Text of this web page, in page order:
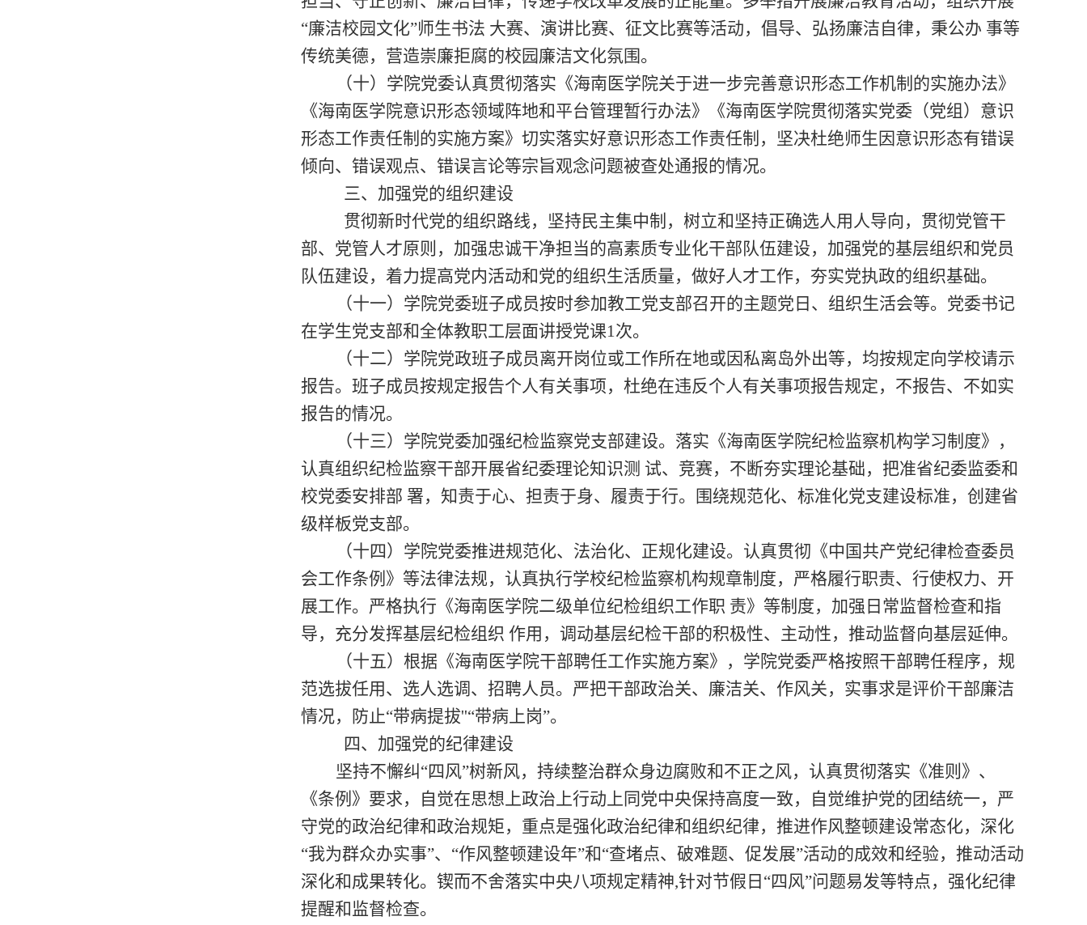
“廉洁校园文化”师生书法 大赛、演讲比赛、征文比赛等活动，倡导、弘扬廉洁自律，秉公办 事等
传统美德，营造崇廉拒腐的校园廉洁文化氛围。
（十）学院党委认真贯彻落实《海南医学院关于进一步完善意识形态工作机制的实施办法》
《海南医学院意识形态领域阵地和平台管理暂行办法》《海南医学院贯彻落实党委（党组）意识
形态工作责任制的实施方案》切实落实好意识形态工作责任制，坚决杜绝师生因意识形态有错误
倾向、错误观点、错误言论等宗旨观念问题被查处通报的情况。
三、加强党的组织建设
贯彻新时代党的组织路线，坚持民主集中制，树立和坚持正确选人用人导向，贯彻党管干
部、党管人才原则，加强忠诚干净担当的高素质专业化干部队伍建设，加强党的基层组织和党员
队伍建设，着力提高党内活动和党的组织生活质量，做好人才工作，夯实党执政的组织基础。
（十一） 学院党委班子成员按时参加教工党支部召开的主题党日、组织生活会等。党委书记
在学生党支部和全体教职工层面讲授党课1次。
（十二）学院党政班子成员离开岗位或工作所在地或因私离岛外出等，均按规定向学校请示
报告。班子成员按规定报告个人有关事项，杜绝在违反个人有关事项报告规定，不报告、不如实
报告的情况。
（十三） 学院党委加强纪检监察党支部建设。落实《海南医学院纪检监察机构学习制度》，
认真组织纪检监察干部开展省纪委理论知识测 试、竞赛，不断夯实理论基础，把准省纪委监委和
校党委安排部 署，知责于心、担责于身、履责于行。围绕规范化、标准化党支建设标准，创建省
级样板党支部。
（十四） 学院党委推进规范化、法治化、正规化建设。认真贯彻《中国共产党纪律检查委员
会工作条例》等法律法规，认真执行学校纪检监察机构规章制度，严格履行职责、行使权力、开
展工作。严格执行《海南医学院二级单位纪检组织工作职 责》等制度，加强日常监督检查和指
导，充分发挥基层纪检组织 作用，调动基层纪检干部的积极性、主动性，推动监督向基层延伸。
（十五） 根据《海南医学院干部聘任工作实施方案》，学院党委严格按照干部聘任程序，规
范选拔任用、选人选调、招聘人员。 严把干部政治关、廉洁关、作风关， 实事求是评价干部廉洁
情况，防止“带病提拔''“带病上岗”。
四、加强党的纪律建设
坚持不懈纠 “四风”树新风，持续整治群众身边腐败和不正之风，认真贯彻落实《准则》、
《条例》要求，自觉在思想上政治上行动上同党中央保持高度一致，自觉维护党的团结统一，严
守党的政治纪律和政治规矩， 重点是强化政治纪律和组织纪律， 推进作风整顿建设常态化，深化
“我为群众办实事”、“作风整顿建设年”和“查堵点、破难题、促发展”活动的成效和经验，推动活动
深化和成果转化。锲而不舍落实中央八项规定精神,针对节假日“四风”问题易发等特点，强化纪律
提醒和监督检查。